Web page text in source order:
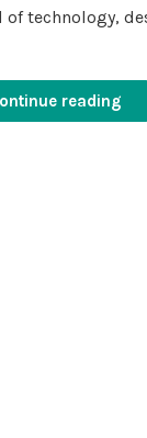
technology,
reading